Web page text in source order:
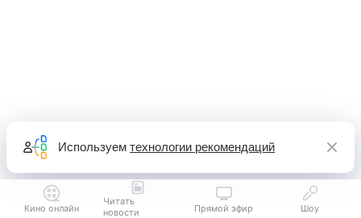
Кино онлайн
Читать
новости
Прямой эфир Шоу
Используем технологии рекомендаций